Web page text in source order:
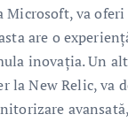
va
are o
inovația. Un
la New Relic, va